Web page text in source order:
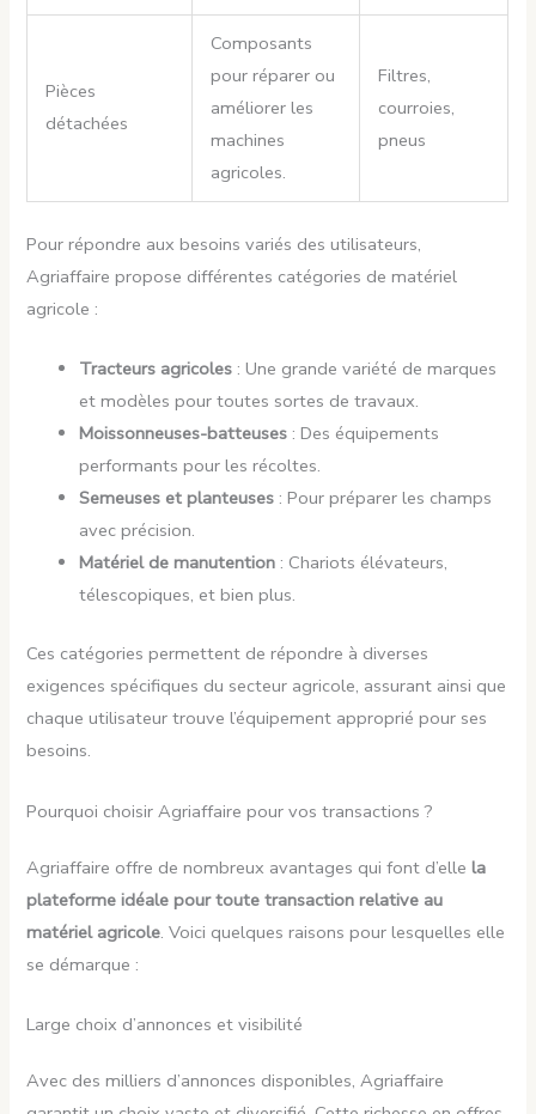
Pièces
détachées
Composants
pour réparer ou
améliorer les
machines
agricoles.
Filtres,
courroies,
pneus
Pour répondre aux besoins variés des utilisateurs,
Agriaffaire propose différentes catégories de matériel
agricole :
Tracteurs agricoles : Une grande variété de marques
et modèles pour toutes sortes de travaux.
Moissonneuses-batteuses : Des équipements
performants pour les récoltes.
Semeuses et planteuses : Pour préparer les champs
avec précision.
Matériel de manutention : Chariots élévateurs,
télescopiques, et bien plus.
Ces catégories permettent de répondre à diverses
exigences spécifiques du secteur agricole, assurant ainsi que
chaque utilisateur trouve l’équipement approprié pour ses
besoins.
Pourquoi choisir Agriaffaire pour vos transactions ?
Agriaffaire offre de nombreux avantages qui font d’ellela
plateforme idéale pour toute transaction relative au
matériel agricole. Voici quelques raisons pour lesquelles elle
se démarque :
Large choix d’annonces et visibilité
Avec des milliers d’annonces disponibles, Agriaffaire